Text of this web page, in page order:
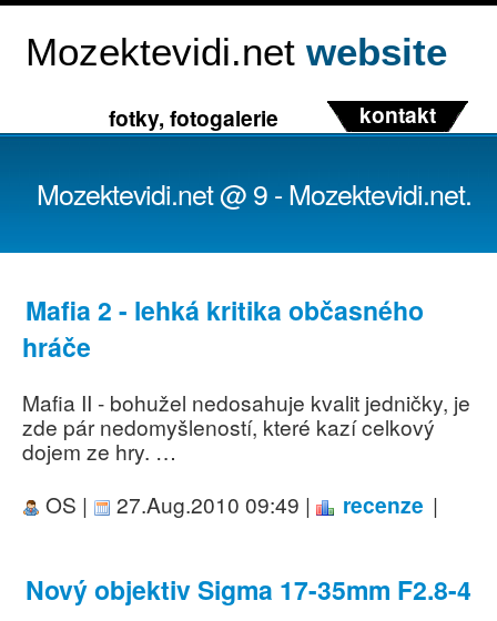
Mozektevidi.net website
fotky, fotogalerie kontakt
Mozektevidi.net @ 9 - Mozektevidi.net.
Mafia 2 - lehká kritika občasného
hráče
Mafia II - bohužel nedosahuje kvalit jedničky, je
zde pár nedomyšleností, které kazí celkový
dojem ze hry. …
OS |
27.Aug.2010 09:49 | recenze |
Nový objektiv Sigma 17-35mm F2.8-4